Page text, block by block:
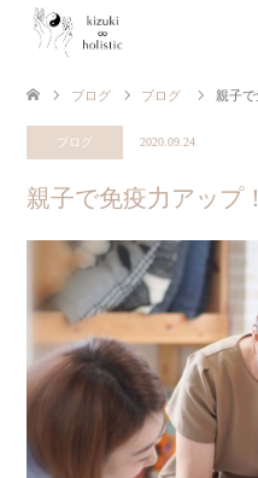
ブログ ブログ 親子で
ブログ 2020.09.24
親子で免疫力アップ